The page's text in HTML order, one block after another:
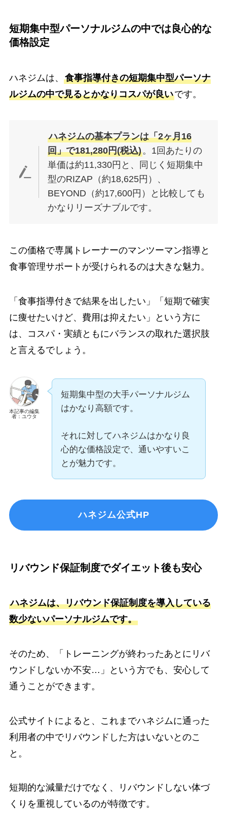
短期集中型パーソナルジムの中では良心的な
価格設定
ハネジムは、 食事指導付きの短期集中型パーソナ
ルジムの中で見るとかなりコスパが良いです。
ハネジムの基本プランは「2ヶ月16
回」で181,280円(税込)。1回あたりの
単価は約11,330円と、同じく短期集中
型のRIZAP（約18,625円）、
BEYOND（約17,600円）と比較しても
かなりリーズナブルです。
この価格で専属トレーナーのマンツーマン指導と
食事管理サポートが受けられるのは大きな魅力。
「食事指導付きで結果を出したい」「短期で確実
に痩せたいけど、費用は抑えたい」という方に
は、コスパ・実績ともにバランスの取れた選択肢
と言えるでしょう。
本記事の編集
者：ユウタ
短期集中型の大手パーソナルジム
はかなり高額です。
それに対してハネジムはかなり良
心的な価格設定で、通いやすいこ
とが魅力です。
ハネジム公式HP
リバウンド保証制度でダイエット後も安心
ハネジムは、リバウンド保証制度を導入している
数少ないパーソナルジムです。
そのため、「トレーニングが終わったあとにリバ
ウンドしないか不安…」という方でも、安心して
通うことができます。
公式サイトによると、これまでハネジムに通った
利用者の中でリバウンドした方はいないとのこ
と。
短期的な減量だけでなく、リバウンドしない体づ
くりを重視しているのが特徴です。